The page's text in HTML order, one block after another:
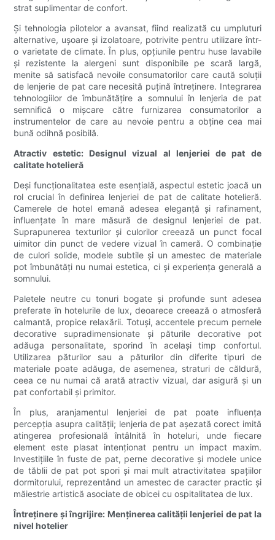
strat suplimentar de confort.
Și tehnologia pilotelor a avansat, fiind realizată cu umpluturi
alternative, ușoare și izolatoare, potrivite pentru utilizare într-
o varietate de climate. În plus, opțiunile pentru huse lavabile
și rezistente la alergeni sunt disponibile pe scară largă,
menite să satisfacă nevoile consumatorilor care caută soluții
de lenjerie de pat care necesită puțină întreținere. Integrarea
tehnologiilor de îmbunătățire a somnului în lenjeria de pat
semnifică o mișcare către furnizarea consumatorilor a
instrumentelor de care au nevoie pentru a obține cea mai
bună odihnă posibilă.
Atractiv estetic: Designul vizual al lenjeriei de pat de
calitate hotelieră
Deși funcționalitatea este esențială, aspectul estetic joacă un
rol crucial în definirea lenjeriei de pat de calitate hotelieră.
Camerele de hotel emană adesea eleganță și rafinament,
influențate în mare măsură de designul lenjeriei de pat.
Suprapunerea texturilor și culorilor creează un punct focal
uimitor din punct de vedere vizual în cameră. O combinație
de culori solide, modele subtile și un amestec de materiale
pot îmbunătăți nu numai estetica, ci și experiența generală a
somnului.
Paletele neutre cu tonuri bogate și profunde sunt adesea
preferate în hotelurile de lux, deoarece creează o atmosferă
calmantă, propice relaxării. Totuși, accentele precum pernele
decorative supradimensionate și păturile decorative pot
adăuga personalitate, sporind în același timp confortul.
Utilizarea păturilor sau a păturilor din diferite tipuri de
materiale poate adăuga, de asemenea, straturi de căldură,
ceea ce nu numai că arată atractiv vizual, dar asigură și un
pat confortabil și primitor.
În plus, aranjamentul lenjeriei de pat poate influența
percepția asupra calității; lenjeria de pat așezată corect imită
atingerea profesională întâlnită în hoteluri, unde fiecare
element este plasat intenționat pentru un impact maxim.
Investițiile în fuste de pat, perne decorative și modele unice
de tăblii de pat pot spori și mai mult atractivitatea spațiilor
dormitorului, reprezentând un amestec de caracter practic și
măiestrie artistică asociate de obicei cu ospitalitatea de lux.
Întreținere și îngrijire: Menținerea calității lenjeriei de pat la
nivel hotelier